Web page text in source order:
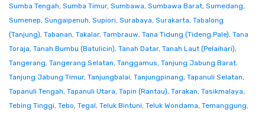
Sumba Tengah, Sumba Timur, Sumbawa, Sumbawa Barat, Sumedang,
Sumenep, Sungaipenuh, Supiori, Surabaya, Surakarta, Tabalong
(Tanjung), Tabanan, Takalar, Tambrauw, Tana Tidung (Tideng Pale), Tana
Toraja, Tanah Bumbu (Batulicin), Tanah Datar, Tanah Laut (Pelaihari),
Tangerang, Tangerang Selatan, Tanggamus, Tanjung Jabung Barat,
Tanjung Jabung Timur, Tanjungbalai, Tanjungpinang, Tapanuli Selatan,
Tapanuli Tengah, Tapanuli Utara, Tapin (Rantau), Tarakan, Tasikmalaya,
Tebing Tinggi, Tebo, Tegal, Teluk Bintuni, Teluk Wondama, Temanggung,